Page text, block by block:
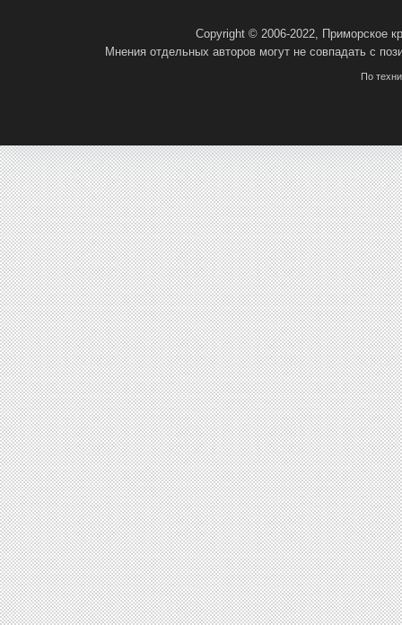
Copyright © 2006-2022, Приморское
Мнения отдельных авторов могут не совпадать с
По